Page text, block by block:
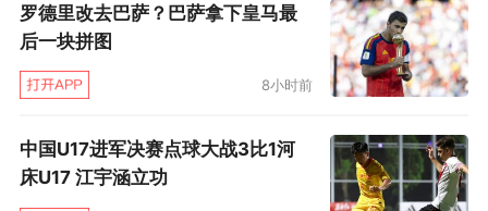
罗德里改去巴萨？巴萨拿下皇马最
后一块拼图
8小时前
中国U17进军决赛点球大战3比1河
床U17 江宇涵立功